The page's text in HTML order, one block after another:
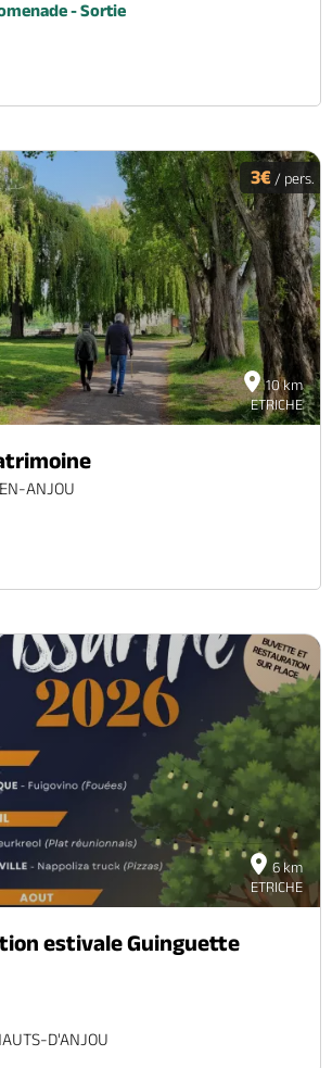
- Sortie
10 km
ETRICHE
3€/ pers.
ANJOU
6 km
ETRICHE
estivale Guinguette
D'ANJOU